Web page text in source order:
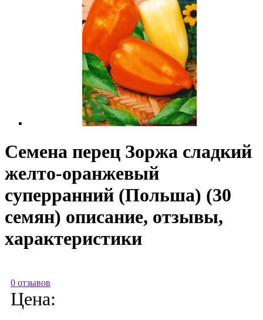
Семена перец Зоржа сладкий
желто-оранжевый
суперранний (Польша) (30
семян) описание, отзывы,
характеристики
0 отзывов
Цена: